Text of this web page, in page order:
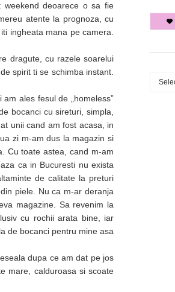
deoarece o sa fie
atente la prognoza, cu
ingheata mana pe camera.
dragute, cu razele soarelui
spirit ti se schimba instant.
ales fesul de „homeless”
bocanci cu sireturi, simpla,
unii cand am fost acasa, in
zi m-am dus la magazin si
Cu toate astea, cand m-am
ca in Bucuresti nu exista
de calitate la preturi
piele. Nu ca m-ar deranja
magazine. Sa revenim la
cu rochii arata bine, iar
de bocanci pentru mine asa
dupa ce am dat pe jos
mare, calduroasa si scoate
Arhive